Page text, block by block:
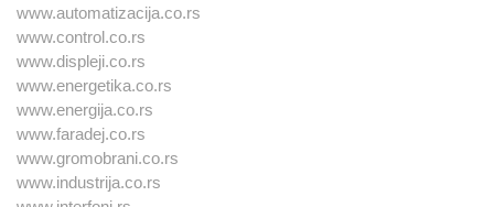
www.automatizacija.co.rs
www.control.co.rs
www.displeji.co.rs
www.energetika.co.rs
www.energija.co.rs
www.faradej.co.rs
www.gromobrani.co.rs
www.industrija.co.rs